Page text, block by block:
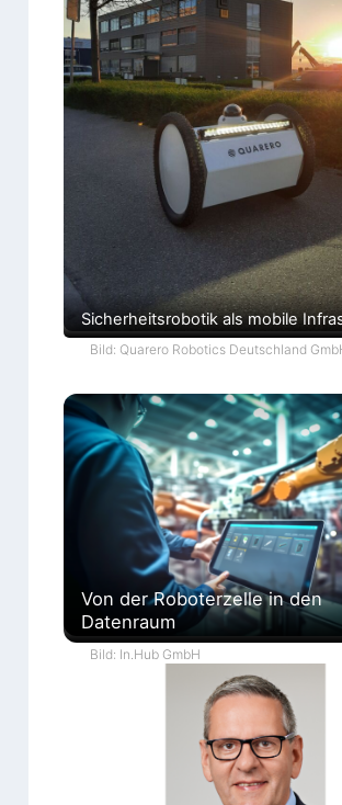
Sicherheitsrobotik als mobile
Bild: Quarero Robotics Deutschland
Von der Roboterzelle in den
Datenraum
Bild: In.Hub GmbH